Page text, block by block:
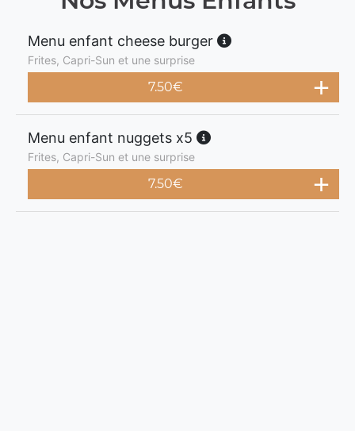
Menu enfant cheese burger
Frites, Capri-Sun et une surprise
7.50€
Menu enfant nuggets x5
Frites, Capri-Sun et une surprise
7.50€